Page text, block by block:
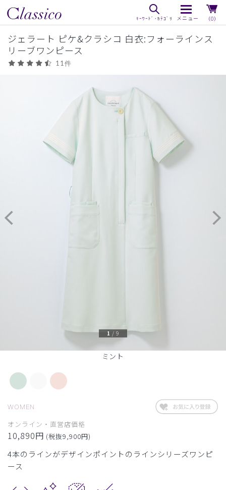
（0）
ジェラート ピケ&クラシコ 白衣:フォーラインス
リーブワンピース
11件
ミント
1 / 9
WOMEN
オンライン・直営店価格
10,890円 (税抜9,900円)
4本のラインがデザインポイントのラインシリーズワンピ
ース